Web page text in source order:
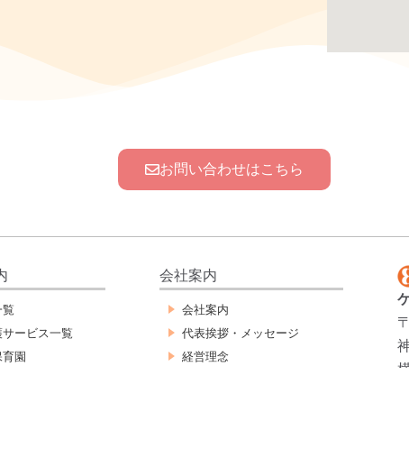
お問い合わせはこちら
ービス一覧
園
会社案内
会社案内
代表挨拶・メッセージ
経営理念